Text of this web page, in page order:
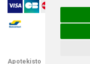
Apotekisto